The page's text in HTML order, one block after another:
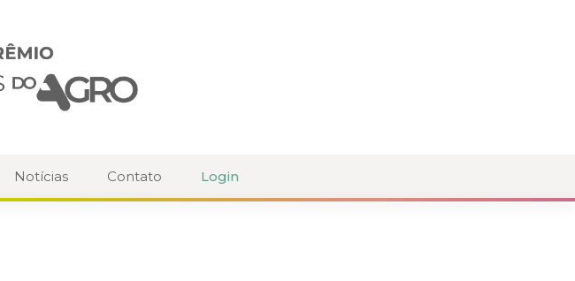
Notícias Contato Login